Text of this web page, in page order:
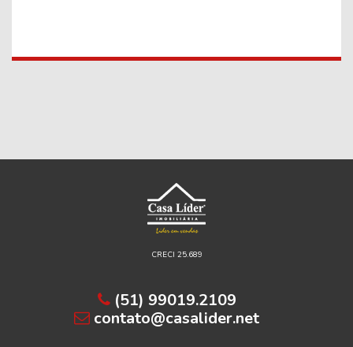
CRECI 25.689
(51) 99019.2109
contato@casalider.net